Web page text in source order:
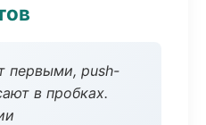
первыми, push-
в пробках.